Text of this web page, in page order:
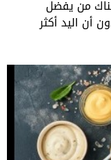
من يفضل
أن اليد أكثر